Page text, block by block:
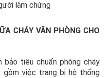
làm chứng
CHÁY VĂN PHÒNG CHO
bảo tiêu chuẩn phòng cháy
gồm việc trang bị hệ thống